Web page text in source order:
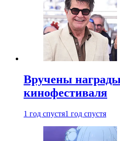
Вручены
кинофестиваля
1 год спустя1 год спустя